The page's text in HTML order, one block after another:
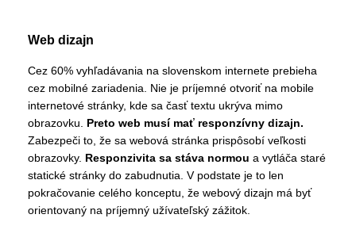
Web dizajn
Cez 60% vyhľadávania na slovenskom internete prebieha
cez mobilné zariadenia. Nie je príjemné otvoriť na mobile
internetové stránky, kde sa časť textu ukrýva mimo
obrazovku. Preto web musí mať responzívny dizajn.
Zabezpeči to, že sa webová stránka prispôsobí veľkosti
obrazovky. Responzivita sa stáva normou a vytláča staré
statické stránky do zabudnutia. V podstate je to len
pokračovanie celého konceptu, že webový dizajn má byť
orientovaný na príjemný užívateľský zážitok.